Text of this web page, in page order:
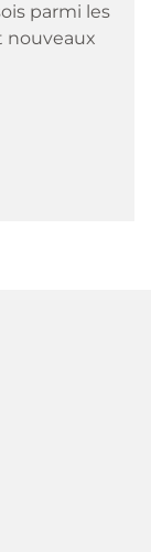
parmi les
nouveaux